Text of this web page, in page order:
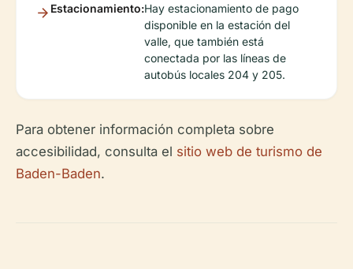
Estacionamiento:Hay estacionamiento de pago
disponible en la estación del
valle, que también está
conectada por las líneas de
autobús locales 204 y 205.
Para obtener información completa sobre
accesibilidad, consulta el sitio web de turismo de
Baden-Baden.